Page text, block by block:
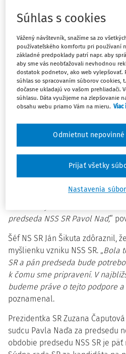
prezidentkou SR. Predseda
sudcov z bývalého správneho
Mazák mieni, že vznikom NSS
základov moderného,
Očakávam, že táto nová
rozhodovanie v správnom
toto je jedinečná šanca, ktorá
sa na vyššiu kvalitu. Dosahovať
Zároveň vyslovil spokojnosť s
mravného základu, na ktorom
predseda NSS SR Pavol Naď,“
Šéf NS SR Ján Šikuta zdôraznil,
myšlienku vzniku NSS SR. „Bola
SR a pán predseda bude
k čomu sme pripravení. V
budeme práve o tejto podpore
poznamenal.
Prezidentka SR Zuzana
sudcu Pavla Naďa za predsedu
obdobie predsedu NSS SR je
Súhlas s cookies
Vážený návštevník, snažíme sa zo
používateľského komfortu pri používaní
základné predpoklady patrí napr. aby
aby sme vás neobťažovali nevhodnou
dostatok podnetov, ako web vylepšovať.
súhlas so spracovaním súborov cookies,
dočasne ukladajú vo vašom prehliadači.
súhlasu. Dáta využijeme na zlepšovanie
obsahu webu priamo Vám na mieru.
Nastavenia
Odmietnut
Prijať všetky